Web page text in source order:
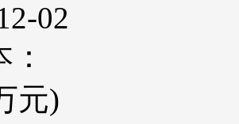
02
元)